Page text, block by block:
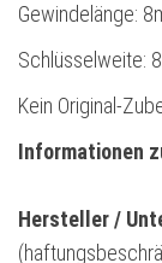
Gewindelänge:
Schlüsselweite:
Kein Original-
Informationen
Hersteller /